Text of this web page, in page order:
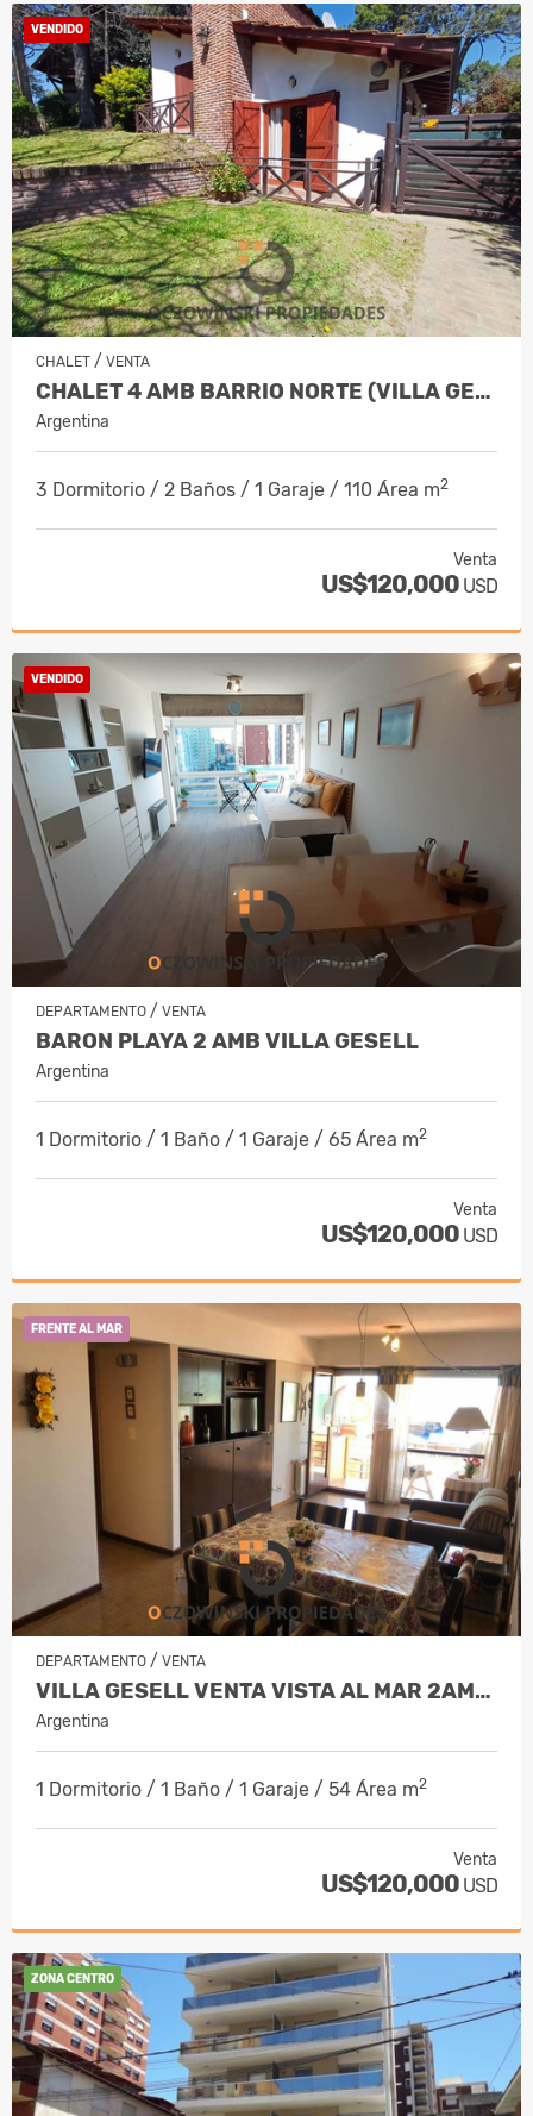
VENDIDO
CHALET / VENTA
CHALET 4 AMB BARRIO NORTE (VILLA GESELL)
Argentina
3 Dormitorio / 2 Baños / 1 Garaje / 110 Área m2
Venta
US$120,000 USD
VENDIDO
DEPARTAMENTO / VENTA
BARON PLAYA 2 AMB VILLA GESELL
Argentina
1 Dormitorio / 1 Baño / 1 Garaje / 65 Área m2
Venta
US$120,000 USD
FRENTE AL MAR
DEPARTAMENTO / VENTA
VILLA GESELL VENTA VISTA AL MAR 2AMB EDIF. BARON PLAYA
Argentina
1 Dormitorio / 1 Baño / 1 Garaje / 54 Área m2
Venta
US$120,000 USD
ZONA CENTRO